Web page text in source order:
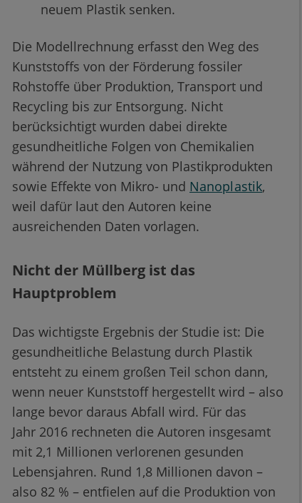
neuem Plastik senken.
Die Modellrechnung erfasst den Weg des
Kunststoffs von der Förderung fossiler
Rohstoffe über Produktion, Transport und
Recycling bis zur Entsorgung. Nicht
berücksichtigt wurden dabei direkte
gesundheitliche Folgen von Chemikalien
während der Nutzung von Plastikprodukten
sowie Effekte von Mikro- und Nanoplastik,
weil dafür laut den Autoren keine
ausreichenden Daten vorlagen.
Nicht der Müllberg ist das
Hauptproblem
Das wichtigste Ergebnis der Studie ist: Die
gesundheitliche Belastung durch Plastik
entsteht zu einem großen Teil schon dann,
wenn neuer Kunststoff hergestellt wird – also
lange bevor daraus Abfall wird. Für das
Jahr 2016 rechneten die Autoren insgesamt
mit 2,1 Millionen verlorenen gesunden
Lebensjahren. Rund 1,8 Millionen davon –
also 82 % – entfielen auf die Produktion von